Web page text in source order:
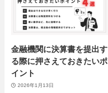
金融機関に決算書を提出す
る際に押さえておきたいポ
イント
2026年1月13日